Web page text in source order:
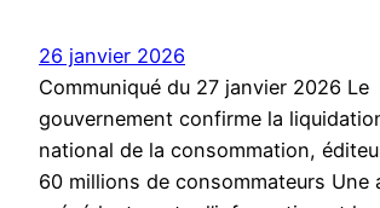
26 janvier 2026
Communiqué du 27 janvier 2026 Le
gouvernement confirme la
national de la consommation,
60 millions de consommateurs Une